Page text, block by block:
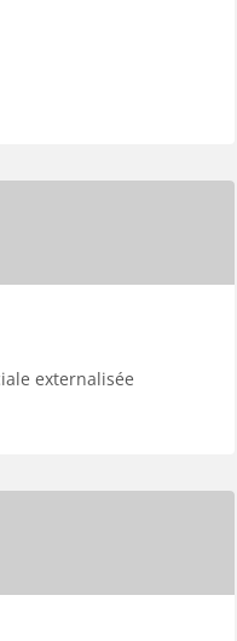
externalisée